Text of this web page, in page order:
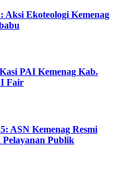
Aksi Ekoteologi Kemenag
PAI Kemenag Kab.
Fair
ASN Kemenag Resmi
Publik